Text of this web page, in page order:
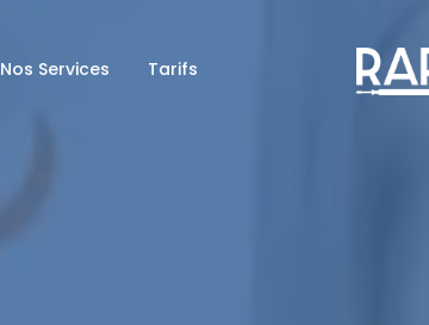
Nos Services Tarifs